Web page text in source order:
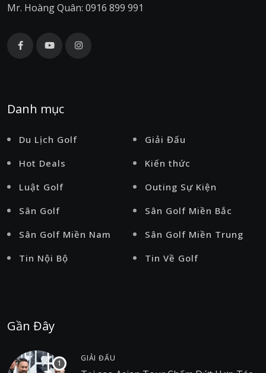
Mr. Hoàng Quân: 0916 899 991
Danh mục
Du Lịch Golf
Giải Đấu
Hot Deals
Kiến thức
Luật Golf
Outing Sự Kiện
Sân Golf
Sân Golf Miền Bắc
Sân Golf Miền Nam
Sân Golf Miền Trung
Tin Nội Bộ
Tin Về Golf
Gần Đây
GIẢI ĐẤU